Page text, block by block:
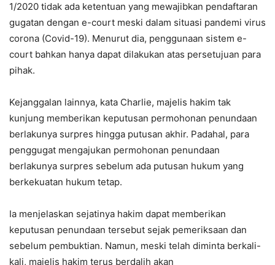
1/2020 tidak ada ketentuan yang mewajibkan pendaftaran
gugatan dengan e-court meski dalam situasi pandemi virus
corona (Covid-19). Menurut dia, penggunaan sistem e-
court bahkan hanya dapat dilakukan atas persetujuan para
pihak.
Kejanggalan lainnya, kata Charlie, majelis hakim tak
kunjung memberikan keputusan permohonan penundaan
berlakunya surpres hingga putusan akhir. Padahal, para
penggugat mengajukan permohonan penundaan
berlakunya surpres sebelum ada putusan hukum yang
berkekuatan hukum tetap.
Ia menjelaskan sejatinya hakim dapat memberikan
keputusan penundaan tersebut sejak pemeriksaan dan
sebelum pembuktian. Namun, meski telah diminta berkali-
kali, majelis hakim terus berdalih akan